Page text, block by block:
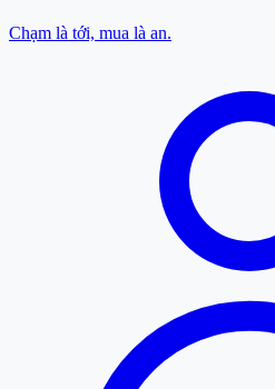
Chạm là tới, mua là an.